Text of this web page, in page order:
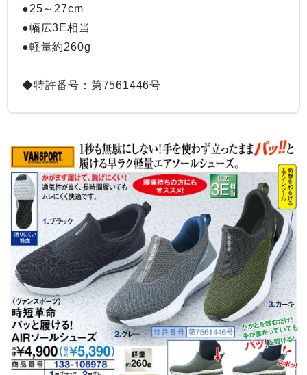
●25～27cm
●幅広3E相当
●軽量約260g
◆特許番号：第7561446号